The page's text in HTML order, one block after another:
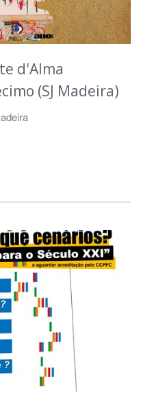
d'Alma
(SJ Madeira)